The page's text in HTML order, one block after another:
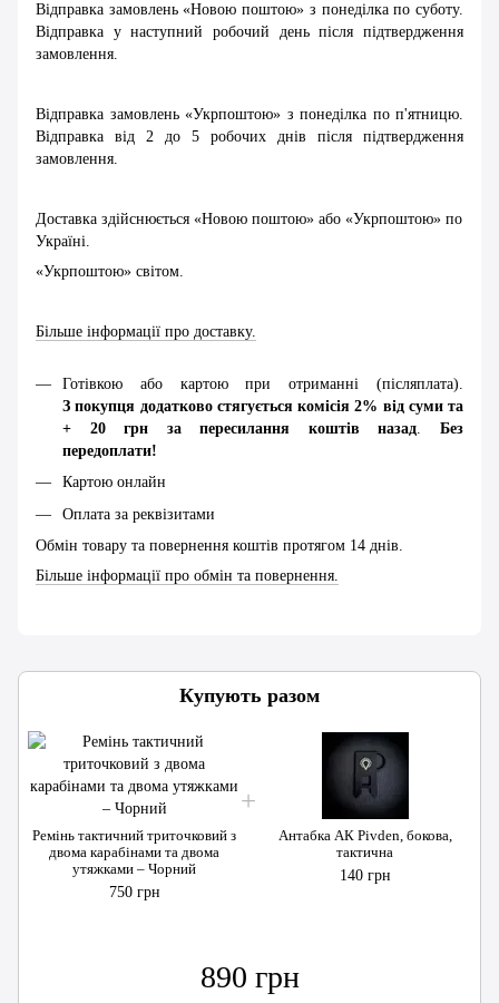
Відправка замовлень «Новою поштою» з понеділка по суботу.
Відправка у наступний робочий день після підтвердження
замовлення.
Відправка замовлень «Укрпоштою» з понеділка по п'ятницю.
Відправка від 2 до 5 робочих днів після підтвердження
замовлення.
Доставка здійснюється «Новою поштою» або «Укрпоштою» по
Україні.
«Укрпоштою» світом.
Більше інформації про доставку.
Готівкою або картою при отриманні (післяплата).
З покупця додатково стягується комісія 2% від суми та
+ 20 грн за пересилання коштів назад.Без
передоплати!
Картою онлайн
Оплата за реквізитами
Обмін товару та повернення коштів протягом 14 днів.
Більше інформації про обмін та повернення.
Купують разом
Ремінь тактичний триточковий з
двома карабінами та двома
утяжками – Чорний
750 грн
Антабка АК Pivden, бокова,
тактична
140 грн
890 грн